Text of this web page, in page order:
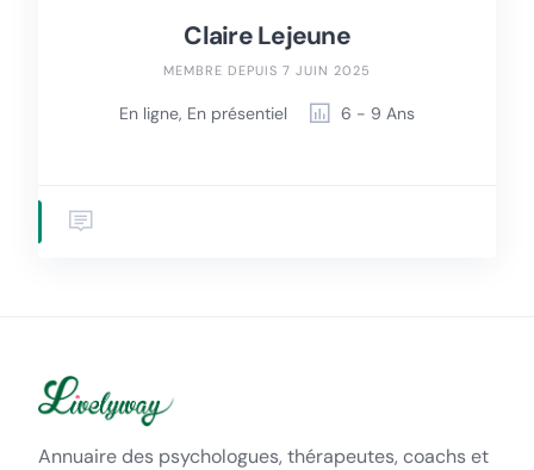
Claire Lejeune
MEMBRE DEPUIS 7 JUIN 2025
En ligne, En présentiel 6 - 9 Ans
Annuaire des psychologues, thérapeutes, coachs et